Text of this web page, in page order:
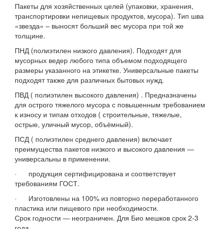
Пакеты для хозяйственных целей (упаковки, хранения,
транспортировки непищевых продуктов, мусора). Тип шва
«звезда» – выносят больший вес мусора при той же
толщине.
ПНД (полиэтилен низкого давления). Подходят для
мусорных ведер любого типа объемом подходящего
размеры указанного на этикетке. Универсальные пакеты
подходят также для различных бытовых нужд.
ПВД ( полиэтилен высокого давления) . Предназначены
для острого тяжелого мусора с повышенным требованием
к износу и типам отходов ( строительные, тяжелые,
острые, уличный мусор, объёмный).
ПСД ( полиэтилен среднего давления) включает
преимущества пакетов низкого и высокого давления —
универсальны в применении.
· продукция сертифицирована и соответствует
требованиям ГОСТ.
· Изготовлены на 100% из повторно переработанного
пластика или пищевого при необходимости.
Срок годности — неограничен. Для Био мешков срок 2-3